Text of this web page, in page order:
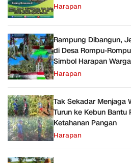
Harapan
Rampung Dibangun,
di Desa Rompu-
Simbol Harapan Warga
Harapan
Tak Sekadar Menjaga
Turun ke Kebun
Ketahanan Pangan
Harapan